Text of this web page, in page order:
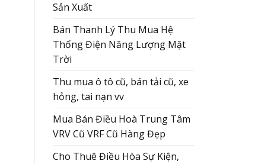
Sản Xuất
Bán Thanh Lý Thu Mua Hệ
Thống Điện Năng Lượng Mặt
Trời
Thu mua ô tô cũ, bán tải cũ, xe
hỏng, tai nạn vv
Mua Bán Điều Hoà Trung Tâm
VRV Cũ VRF Cũ Hàng Đẹp
Cho Thuê Điều Hòa Sự Kiện,